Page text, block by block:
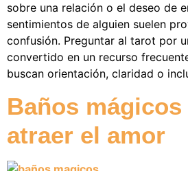
sobre una relación o el deseo de
sentimientos de alguien suelen
confusión. Preguntar al tarot por
convertido en un recurso
buscan orientación, claridad o
Baños mágicos
atraer el amor